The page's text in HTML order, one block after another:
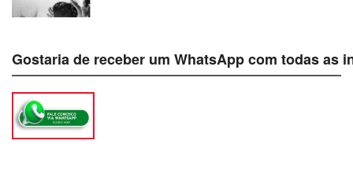
Gostaria de receber um WhatsApp com todas